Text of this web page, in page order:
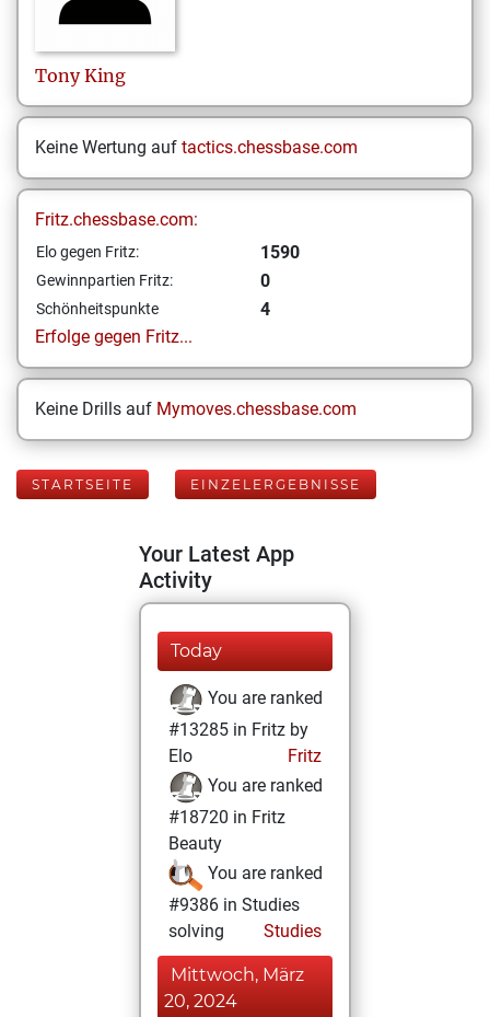
Tony King
Keine Wertung auf tactics.chessbase.com
Fritz.chessbase.com:
Elo gegen Fritz: 1590
Gewinnpartien Fritz: 0
Schönheitspunkte
4
Erfolge gegen Fritz...
Keine Drills auf Mymoves.chessbase.com
STARTSEITE EINZELERGEBNISSE
Your Latest App
Activity
Today
You are ranked
#13285 in Fritz by
Elo
Fritz
You are ranked
#18720 in Fritz
Beauty
You are ranked
#9386 in Studies
solving
Studies
Mittwoch, März
20, 2024